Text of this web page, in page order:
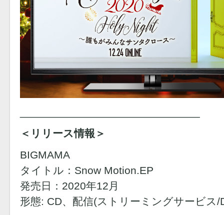
＜リリース情報＞
BIGMAMA
タイトル：Snow Motion.EP
発売日：2020年12月
形態: CD、配信(ストリーミングサービス/